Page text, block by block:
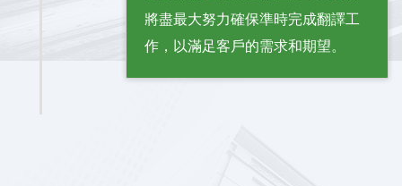
將盡最大努力確保準時完成翻譯工
作，以滿足客戶的需求和期望。